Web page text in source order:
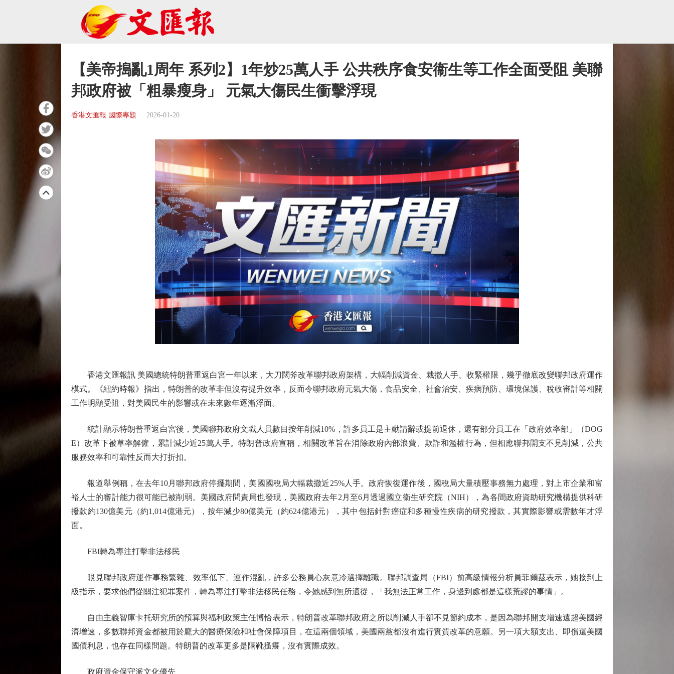
【美帝搗亂1周年 系列2】1年炒25萬人手 公共秩序食安衞生等工作全面受阻 美聯
邦政府被「粗暴瘦身」 元氣大傷民生衝擊浮現
香港文匯報 國際專題 2026-01-20
香港文匯報訊 美國總統特朗普重返白宮一年以來，大刀闊斧改革聯邦政府架構，大幅削減資金、裁撤人手、收緊權限，幾乎徹底改變聯邦政府運作
模式。《紐約時報》指出，特朗普的改革非但沒有提升效率，反而令聯邦政府元氣大傷，食品安全、社會治安、疾病預防、環境保護、稅收審計等相關
工作明顯受阻，對美國民生的影響或在未來數年逐漸浮面。
統計顯示特朗普重返白宮後，美國聯邦政府文職人員數目按年削減10%，許多員工是主動請辭或提前退休，還有部分員工在「政府效率部」（DOG
E）改革下被草率解僱，累計減少近25萬人手。特朗普政府宣稱，相關改革旨在消除政府內部浪費、欺詐和濫權行為，但相應聯邦開支不見削減，公共
服務效率和可靠性反而大打折扣。
報道舉例稱，在去年10月聯邦政府停擺期間，美國國稅局大幅裁撤近25%人手。政府恢復運作後，國稅局大量積壓事務無力處理，對上市企業和富
裕人士的審計能力很可能已被削弱。美國政府問責局也發現，美國政府去年2月至6月透過國立衞生研究院（NIH），為各間政府資助研究機構提供科研
撥款約130億美元（約1,014億港元），按年減少80億美元（約624億港元），其中包括針對癌症和多種慢性疾病的研究撥款，其實際影響或需數年才浮
面。
FBI轉為專注打擊非法移民
眼見聯邦政府運作事務繁雜、效率低下、運作混亂，許多公務員心灰意冷選擇離職。聯邦調查局（FBI）前高級情報分析員菲爾茲表示，她接到上
級指示，要求他們從關注犯罪案件，轉為專注打擊非法移民任務，令她感到無所適從，「我無法正常工作，身邊到處都是這樣荒謬的事情」。
自由主義智庫卡托研究所的預算與福利政策主任博恰表示，特朗普改革聯邦政府之所以削減人手卻不見節約成本，是因為聯邦開支增速遠超美國經
濟增速，多數聯邦資金都被用於龐大的醫療保險和社會保障項目，在這兩個領域，美國兩黨都沒有進行實質改革的意願。另一項大額支出、即償還美國
國債利息，也存在同樣問題。特朗普的改革更多是隔靴搔癢，沒有實際成效。
政府資金保守派文化優先